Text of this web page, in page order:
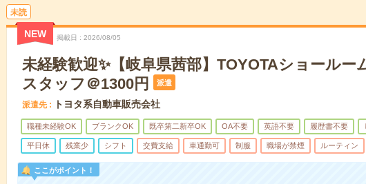
未読
NEW 掲載日 2026/08/05
未経験歓迎✨【岐阜県茜部】TOYOTAショールー
スタッフ＠1300円
派遣
派遣先 トヨタ系自動車販売会社
職種未経験OK ブランクOK 既卒第二新卒OK OA不要 英語不要 履歴書不要
平日休 残業少 シフト 交費支給 車通勤可 制服 職場が禁煙 ルーティン
ここがポイント！